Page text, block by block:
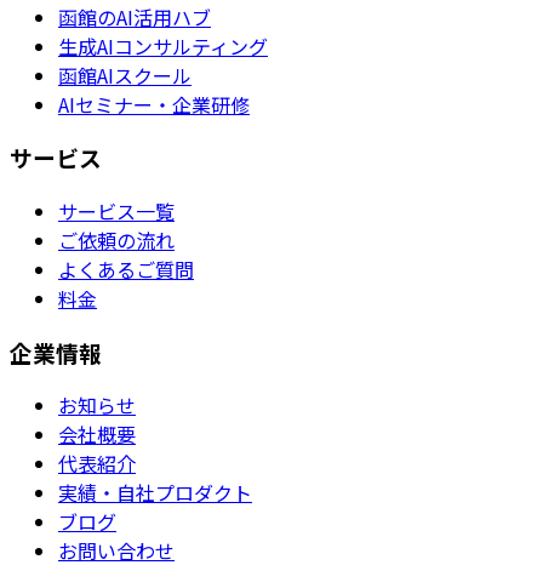
函館のAI活用ハブ
生成AIコンサルティング
函館AIスクール
AIセミナー・企業研修
サービス
サービス一覧
ご依頼の流れ
よくあるご質問
料金
企業情報
お知らせ
会社概要
代表紹介
実績・自社プロダクト
ブログ
お問い合わせ